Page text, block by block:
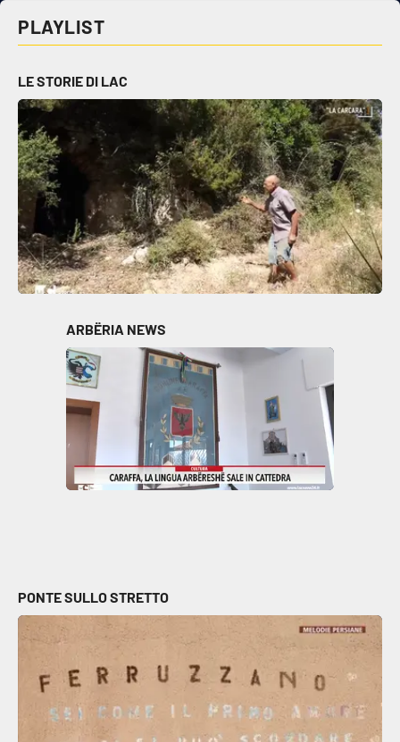
Economia e Lavoro
Sanità
Società
Sport
RUBRICHE
Parchi Marini Calabria
Leggendo Alvaro insieme
Imprese Di Calabria
Le perfidie di Antonella Grippo
STREAMING
LaC TV
LaC Network
PLAYLIST
LE STORIE DI LAC
ARBËRIA NEWS
PONTE SULLO STRETTO